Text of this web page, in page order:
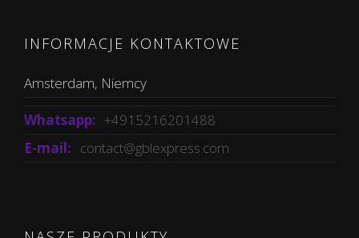
INFORMACJE KONTAKTOWE
Amsterdam, Niemcy
Whatsapp: +4915216201488
E-mail: contact@gblexpress.com